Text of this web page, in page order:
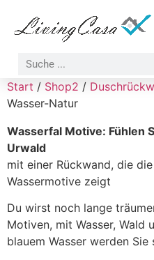
Start / Shop2 /
Wasser-Natur
Wasserfal Motive: Fühlen
Urwald
mit einer Rückwand, die
Wassermotive zeigt
Du wirst noch lange
Motiven, mit Wasser, Wald
blauem Wasser werden